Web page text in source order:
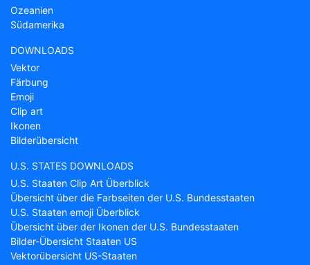
Ozeanien
Südamerika
DOWNLOADS
Vektor
Färbung
Emoji
Clip art
Ikonen
Bilderübersicht
U.S. STATES DOWNLOADS
U.S. Staaten Clip Art Überblick
Übersicht über die Farbseiten der U.S. Bundesstaaten
U.S. Staaten emoji Überblick
Übersicht über der Ikonen der U.S. Bundesstaaten
Bilder-Übersicht Staaten US
Vektorübersicht US-Staaten